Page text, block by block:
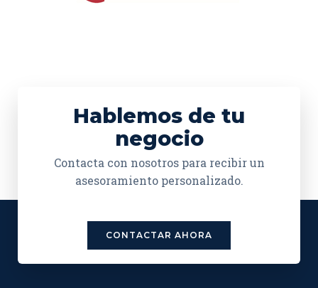
Hablemos de tu
negocio
Contacta con nosotros para recibir un
asesoramiento personalizado.
CONTACTAR AHORA